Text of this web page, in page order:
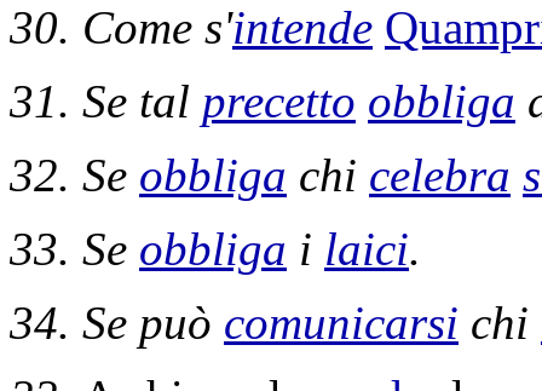
30. Come s'intende
31. Se tal precetto obbliga
32. Se obbliga chi celebra
33. Se obbliga i laici.
34. Se può comunicarsi chi